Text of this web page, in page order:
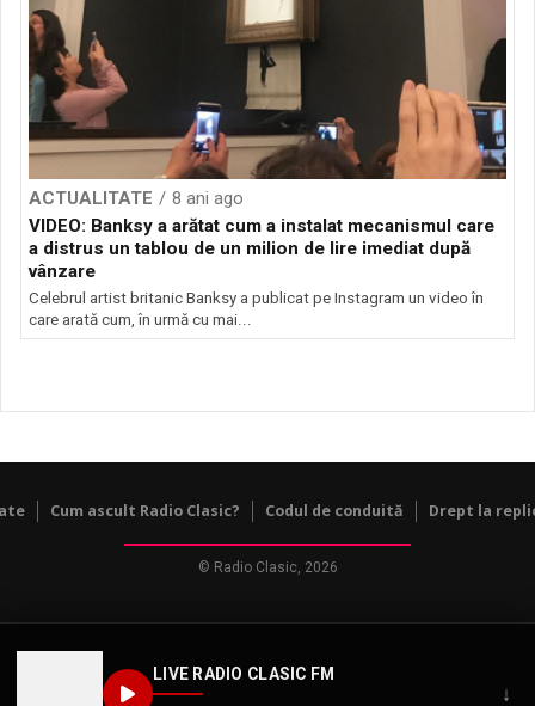
LIVE RADIO CLASIC FM
↓
ACTUALITATE
8 ani ago
VIDEO: Banksy a arătat cum a instalat mecanismul care
a distrus un tablou de un milion de lire imediat după
vânzare
Celebrul artist britanic Banksy a publicat pe Instagram un video în
care arată cum, în urmă cu mai...
Cum ascult Radio Clasic? Codul de conduită Drept la
© Radio Clasic, 2026